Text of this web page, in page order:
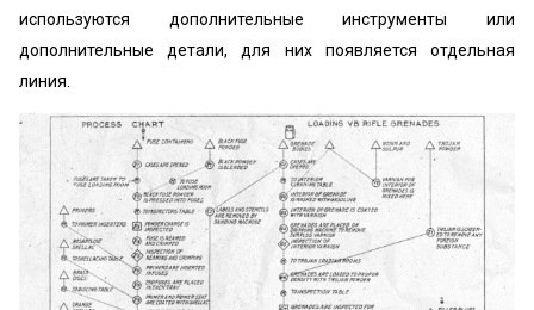
используются дополнительные инструменты или
дополнительные детали, для них появляется отдельная
линия.